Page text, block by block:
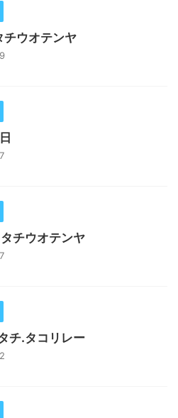
ウオテンヤ
チウオテンヤ
チ.タコリレー